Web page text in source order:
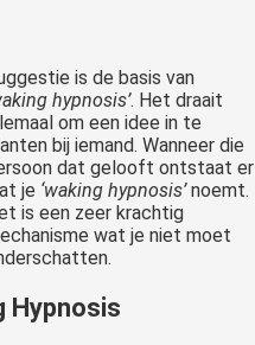
is de basis van
hypnosis’. Het draait
om een idee in te
bij iemand. Wanneer die
dat gelooft ontstaat er
je ‘waking hypnosis’noemt.
is een zeer krachtig
wat je niet moet
Hypnosis